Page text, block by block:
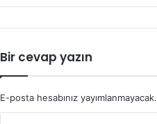
Bir cevap yazın
E-posta hesabınız yayımlanmayacak.